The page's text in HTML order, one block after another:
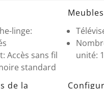
linge:
Accès sans fil
standard
Meubles
unité: 1
de la